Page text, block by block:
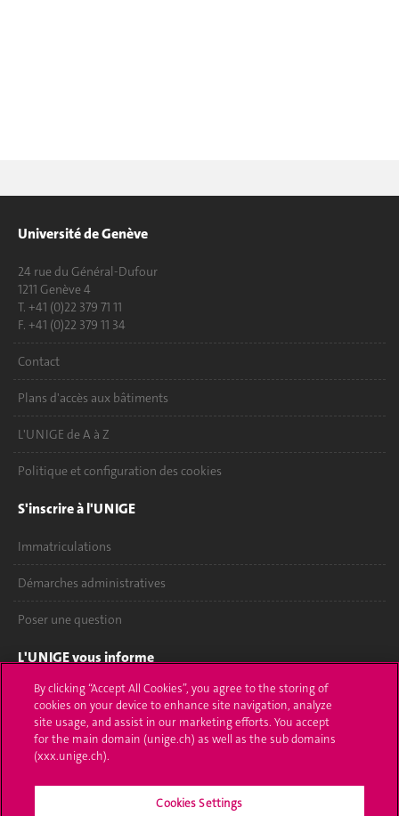
Université de Genève
24 rue du Général-Dufour
1211 Genève 4
T. +41 (0)22 379 71 11
F. +41 (0)22 379 11 34
Contact
Plans d'accès aux bâtiments
L'UNIGE de A à Z
Politique et configuration des cookies
S'inscrire à l'UNIGE
Immatriculations
Démarches administratives
Poser une question
L'UNIGE vous informe
UNIGE Mobile
Médias
Offres d'emploi
By clicking “Accept All Cookies”, you agree to the storing of
cookies on your device to enhance site navigation, analyze
site usage, and assist in our marketing efforts. You accept
for the main domain (unige.ch) as well as the sub domains
(xxx.unige.ch).
Cookies Settings